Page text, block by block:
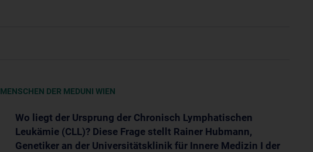
MENSCHEN DER MEDUNI WIEN
Wo liegt der Ursprung der Chronisch Lymphatischen
Leukämie (CLL)? Diese Frage stellt Rainer Hubmann,
Genetiker an der Universitätsklinik für Innere Medizin I der